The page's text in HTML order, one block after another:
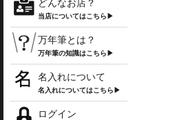
どんなお店？
当店についてはこちら▶
万年筆とは？
万年筆の知識はこちら▶
名入れについて
名入れについてはこちら▶
ログイン